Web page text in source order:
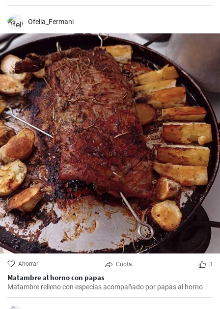
Ofelia_Fermani
Ahorrar Cuota 3
Matambre al horno con papas
Matambre relleno con especias acompañado por papas al horno